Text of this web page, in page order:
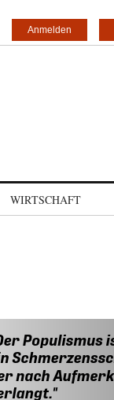
Anmelden
WIRTSCHAFT